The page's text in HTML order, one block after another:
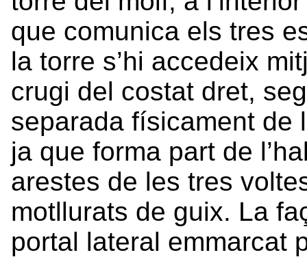
que comunica els tres
la torre s’hi accedeix
crugi del costat dret,
separada físicament de
ja que forma part de
arestes de les tres
motllurats de guix. La
portal lateral emmarcat